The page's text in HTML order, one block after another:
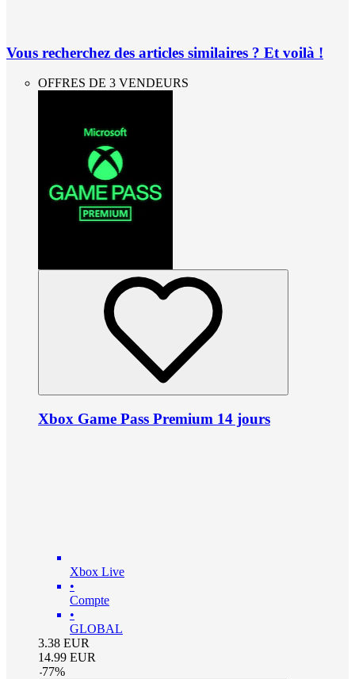
Vous recherchez des articles similaires ? Et voilà !
OFFRES DE 3 VENDEURS
Xbox Game Pass Premium 14 jours
Xbox Live
•
Compte
•
GLOBAL
3.38 EUR
14.99 EUR
-77%